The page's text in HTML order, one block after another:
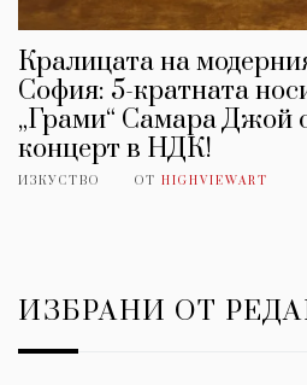
Кралицата на
София: 5-кратната
„Грами“ Самара Джой
концерт в НДК!
ИЗКУСТВО ОТ HIGHVIEWART
ИЗБРАНИ ОТ